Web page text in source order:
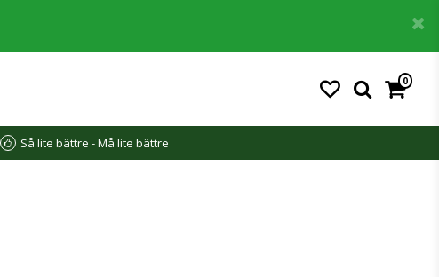
0
Så lite bättre - Må lite bättre